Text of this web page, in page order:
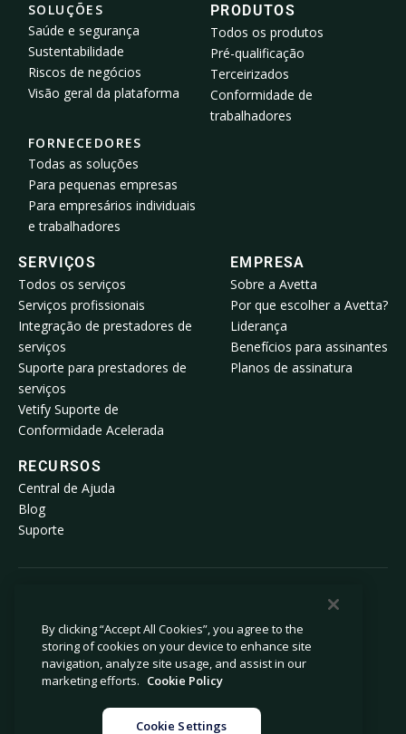
SOLUÇÕES
Saúde e segurança
Sustentabilidade
Riscos de negócios
Visão geral da plataforma
FORNECEDORES
Todas as soluções
Para pequenas empresas
Para empresários individuais
e trabalhadores
PRODUTOS
Todos os produtos
Pré-qualificação
Terceirizados
Conformidade de
trabalhadores
SERVIÇOS
Todos os serviços
Serviços profissionais
Integração de prestadores de
serviços
Suporte para prestadores de
serviços
Vetify Suporte de
Conformidade Acelerada
EMPRESA
Sobre a Avetta
Por que escolher a Avetta?
Liderança
Benefícios para assinantes
Planos de assinatura
RECURSOS
Central de Ajuda
Blog
Suporte
Política de Privacidade
Política de Cookies
Aviso no ato de coleta de dados
Declaração sobre escravidão moderna
Informações legais
By clicking “Accept All Cookies”, you agree to the
storing of cookies on your device to enhance site
navigation, analyze site usage, and assist in our
marketing efforts. Cookie Policy
Cookie Settings